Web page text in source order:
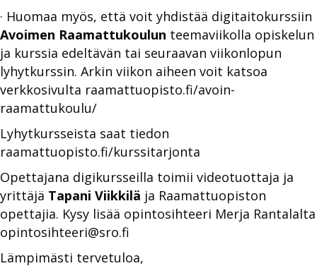
· Huomaa myös, että voit yhdistää digitaitokurssiin
Avoimen Raamattukoulun teemaviikolla opiskelun
ja kurssia edeltävän tai seuraavan viikonlopun
lyhytkurssin. Arkin viikon aiheen voit katsoa
verkkosivulta raamattuopisto.fi/avoin-
raamattukoulu/
Lyhytkursseista saat tiedon
raamattuopisto.fi/kurssitarjonta
Opettajana digikursseilla toimii videotuottaja ja
yrittäjä Tapani Viikkilä ja Raamattuopiston
opettajia. Kysy lisää opintosihteeri Merja Rantalalta
opintosihteeri@sro.fi
Lämpimästi tervetuloa,